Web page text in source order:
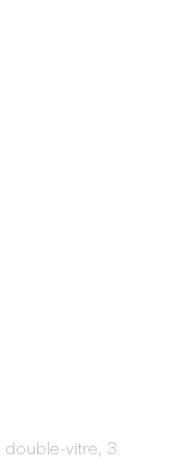
vitre, 3